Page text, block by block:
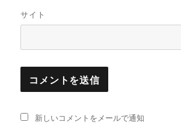
サイト
新しいコメントをメールで通知